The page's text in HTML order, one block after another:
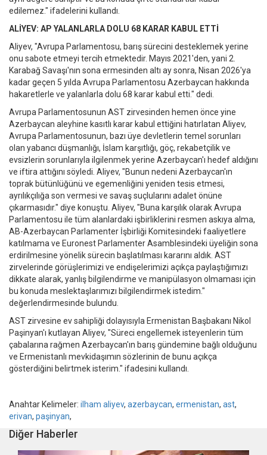
edilemez." ifadelerini kullandı.
ALİYEV: AP YALANLARLA DOLU 68 KARAR KABUL ETTİ
Aliyev, "Avrupa Parlamentosu, barış sürecini desteklemek yerine
onu sabote etmeyi tercih etmektedir. Mayıs 2021'den, yani 2.
Karabağ Savaşı'nın sona ermesinden altı ay sonra, Nisan 2026'ya
kadar geçen 5 yılda Avrupa Parlamentosu Azerbaycan hakkında
hakaretlerle ve yalanlarla dolu 68 karar kabul etti." dedi.
Avrupa Parlamentosunun AST zirvesinden hemen önce yine
Azerbaycan aleyhine kasıtlı karar kabul ettiğini hatırlatan Aliyev,
Avrupa Parlamentosunun, bazı üye devletlerin temel sorunları
olan yabancı düşmanlığı, İslam karşıtlığı, göç, rekabetçilik ve
evsizlerin sorunlarıyla ilgilenmek yerine Azerbaycan'ı hedef aldığını
ve iftira attığını söyledi. Aliyev, "Bunun nedeni Azerbaycan'ın
toprak bütünlüğünü ve egemenliğini yeniden tesis etmesi,
ayrılıkçılığa son vermesi ve savaş suçlularını adalet önüne
çıkarmasıdır." diye konuştu. Aliyev, "Buna karşılık olarak Avrupa
Parlamentosu ile tüm alanlardaki işbirliklerini resmen askıya alma,
AB-Azerbaycan Parlamenter İşbirliği Komitesindeki faaliyetlere
katılmama ve Euronest Parlamenter Asamblesindeki üyeliğin sona
erdirilmesine yönelik sürecin başlatılması kararını aldık. AST
zirvelerinde görüşlerimizi ve endişelerimizi açıkça paylaştığımızı
dikkate alarak, yanlış bilgilendirme ve manipülasyon olmaması için
bu konuda meslektaşlarımızı bilgilendirmek istedim."
değerlendirmesinde bulundu.
AST zirvesine ev sahipliği dolayısıyla Ermenistan Başbakanı Nikol
Paşinyan'ı kutlayan Aliyev, "Süreci engellemek isteyenlerin tüm
çabalarına rağmen Azerbaycan'ın barış gündemine bağlı olduğunu
ve Ermenistanlı mevkidaşımın sözlerinin de bunu açıkça
gösterdiğini belirtmek isterim." ifadesini kullandı.
Anahtar Kelimeler: ilham aliyev, azerbaycan, ermenistan, ast,
erivan, paşinyan,
Diğer Haberler